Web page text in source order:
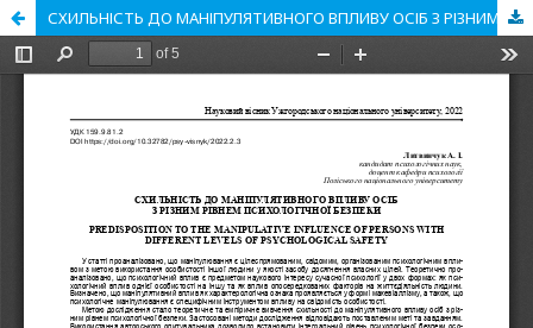
СХИЛЬНІСТЬ ДО МАНІПУЛЯТИВНОГО ВПЛИВУ ОСІБ З РІЗНИМ РІВНЕМ ПСИХОЛОГІЧНОЇ БЕЗПЕКИ